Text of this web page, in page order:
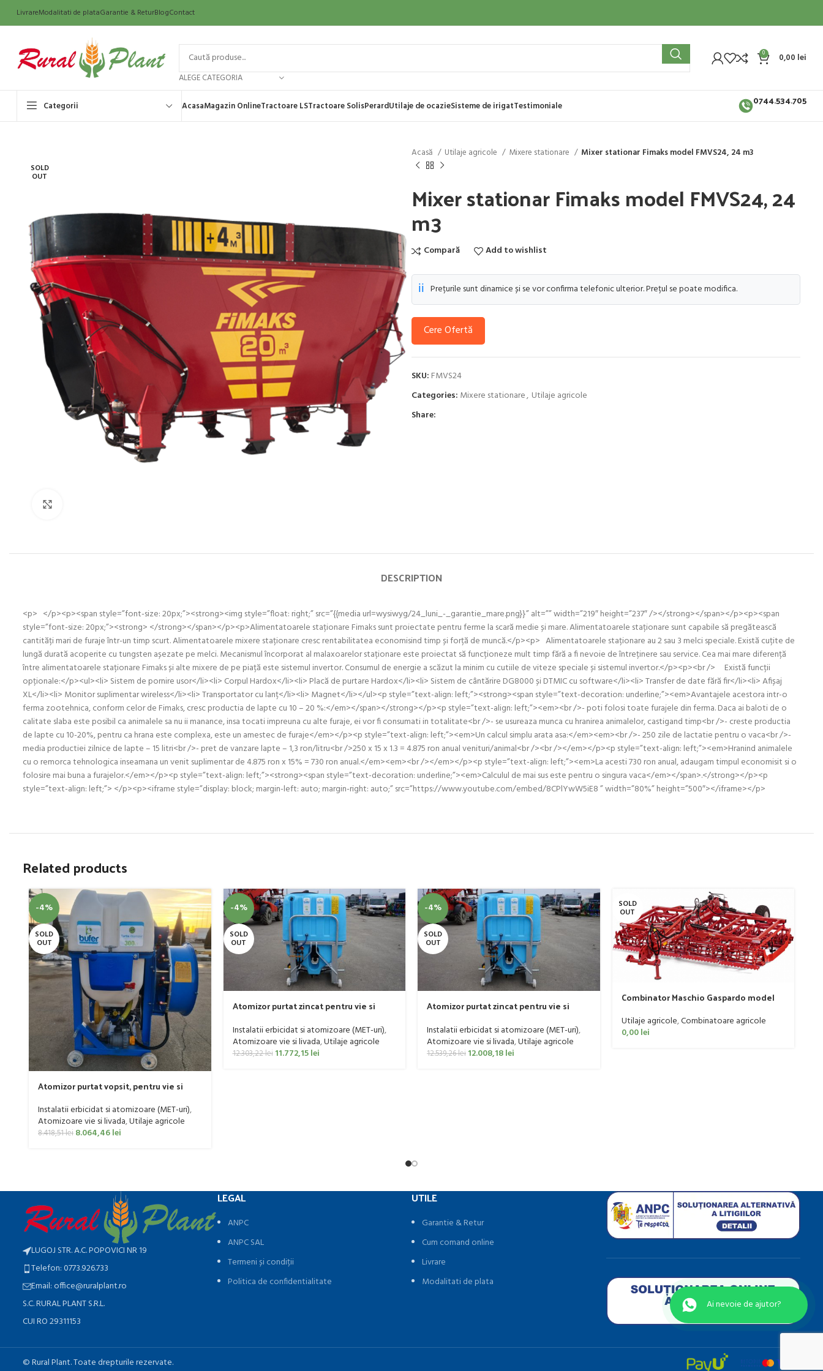
LivrareModalitati de plataGarantie & ReturBlogContact
ALEGE CATEGORIA
0 0,00 lei
Categorii AcasaMagazin OnlineTractoare LSTractoare SolisPerardUtilaje de ocazieSisteme de irigatTestimoniale 0744.534.705
SOLD
OUT
Acasă Utilaje agricole Mixere stationare Mixer stationar Fimaks model FMVS24, 24 m3
Mixer stationar Fimaks model FMVS24, 24
m3
Compară Add to wishlist
ℹ️ Prețurile sunt dinamice și se vor confirma telefonic ulterior. Prețul se poate modifica.
Cere Ofertă
SKU: FMVS24
Categories: Mixere stationare, Utilaje agricole
Share:
DESCRIPTION
<p> </p><p><span style=”font-size: 20px;”><strong><img style=”float: right;” src=”{{media url=wysiwyg/24_luni_-_garantie_mare.png}}” alt=”” width=”219″ height=”237″ /></strong></span></p><p><span
style=”font-size: 20px;”><strong> </strong></span></p><p>Alimentatoarele staționare Fimaks sunt proiectate pentru ferme la scară medie și mare. Alimentatoarele staționare sunt capabile să pregătească
cantități mari de furaje într-un timp scurt. Alimentatoarele mixere staționare cresc rentabilitatea economisind timp și forță de muncă.</p><p> Alimentatoarele staționare au 2 sau 3 melci speciale. Există cuțite de
lungă durată acoperite cu tungsten așezate pe melci. Mecanismul încorporat al malaxoarelor staționare este proiectat să funcționeze mult timp fără a fi nevoie de întreținere sau service. Cea mai mare diferență
între alimentatoarele staționare Fimaks și alte mixere de pe piață este sistemul invertor. Consumul de energie a scăzut la minim cu cutiile de viteze speciale și sistemul invertor.</p><p><br /> Există funcții
opționale:</p><ul><li> Sistem de pornire usor</li><li> Corpul Hardox</li><li> Placă de purtare Hardox</li><li> Sistem de cântărire DG8000 și DTMIC cu software</li><li> Transfer de date fără fir</li><li> Afișaj
XL</li><li> Monitor suplimentar wireless</li><li> Transportator cu lanț</li><li> Magnet</li></ul><p style=”text-align: left;”><strong><span style=”text-decoration: underline;”><em>Avantajele acestora intr-o
ferma zootehnica, conform celor de Fimaks, cresc productia de lapte cu 10 – 20 %:</em></span></strong></p><p style=”text-align: left;”><em><br />- poti folosi toate furajele din ferma. Daca ai baloti de o
calitate slaba este posibil ca animalele sa nu ii manance, insa tocati impreuna cu alte furaje, ei vor fi consumati in totalitate<br />- se usureaza munca cu hranirea animalelor, castigand timp<br />- creste productia
de lapte cu 10-20%, pentru ca hrana este complexa, este un amestec de furaje</em></p><p style=”text-align: left;”><em>Un calcul simplu arata asa:</em><em><br />- 250 zile de lactatie pentru o vaca<br />-
media productiei zilnice de lapte – 15 litri<br />- pret de vanzare lapte – 1,3 ron/litru<br />250 x 15 x 1.3 = 4.875 ron anual venituri/animal<br /><br /></em></p><p style=”text-align: left;”><em>Hranind animalele
cu o remorca tehnologica inseamana un venit suplimentar de 4.875 ron x 15% = 730 ron anual.</em><em><br /></em></p><p style=”text-align: left;”><em>La acesti 730 ron anual, adaugam timpul economisit si o
folosire mai buna a furajelor.</em></p><p style=”text-align: left;”><strong><span style=”text-decoration: underline;”><em>Calculul de mai sus este pentru o singura vaca</em></span>.</strong></p><p
style=”text-align: left;”> </p><p><iframe style=”display: block; margin-left: auto; margin-right: auto;” src=”https://www.youtube.com/embed/8CPlYwW5iE8 ” width=”80%” height=”500″></iframe></p>
Related products
-4%
SOLD
OUT
Atomizor purtat vopsit, pentru vie si
litri
Instalatii erbicidat si atomizoare (MET-uri),
Atomizoare vie si livada,Utilaje agricole
8.418,51lei 8.064,46lei
-4%
SOLD
OUT
Atomizor purtat zincat pentru vie si
Instalatii erbicidat si atomizoare (MET-uri),
Atomizoare vie si livada,Utilaje agricole
12.303,22lei 11.772,15lei
-4%
SOLD
OUT
Atomizor purtat zincat pentru vie si
Instalatii erbicidat si atomizoare (MET-uri),
Atomizoare vie si livada,Utilaje agricole
12.539,26lei 12.008,18lei
SOLD
OUT
Combinator Maschio Gaspardo model
Utilaje agricole,Combinatoare agricole
0,00lei
LUGOJ STR. A.C. POPOVICI NR 19
Telefon: 0773.926.733
Email: office@ruralplant.ro
S.C. RURAL PLANT S.R.L.
CUI RO 29311153
LEGAL
ANPC
ANPC SAL
Termeni și condiții
Politica de confidentialitate
UTILE
Garantie & Retur
Cum comand online
Livrare
Modalitati de plata
©️ Rural Plant. Toate drepturile rezervate.
Ai nevoie de ajutor?